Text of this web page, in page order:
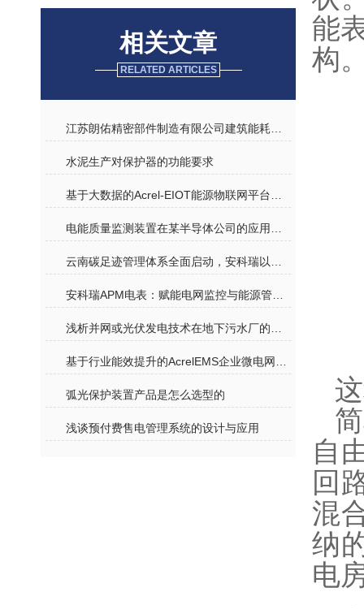
相关文章
RELATED ARTICLES
水泥生产对保护器的功能要求
弧光保护装置产品是怎么选型的
浅谈预付费售电管理系统的设计与应用
能
构
自
回
混
纳
电